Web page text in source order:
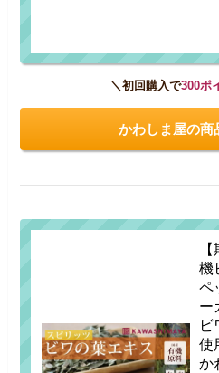
＼初回購入で300ポ
かわしま屋の商
機
ペ
ー
ビ
使
か